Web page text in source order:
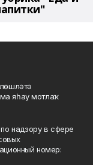
яһау мотлаҡ.
надзору в сфере
номер: